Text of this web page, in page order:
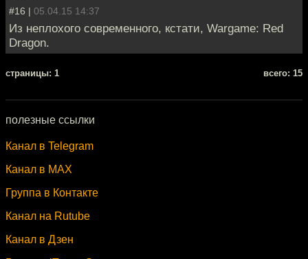
#16 | 05.04.15 14:37
Из неплохого современного, кстати, Wargame: Red
Dragon.
cтраницы: 1 всего: 15
полезные ссылки
Канал в Telegram
Канал в MAX
Группа в Контакте
Канал на Rutube
Канал в Дзен